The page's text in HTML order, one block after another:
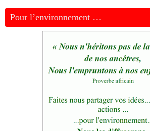
Pour l’environnement …